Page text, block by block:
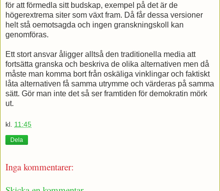
för att förmedla sitt budskap, exempel på det är de
högerextrema siter som växt fram. Då får dessa versioner
helt stå oemotsagda och ingen granskningskoll kan
genomföras.
Ett stort ansvar åligger alltså den traditionella media att
fortsätta granska och beskriva de olika alternativen men då
måste man komma bort från oskäliga vinklingar och faktiskt
låta alternativen få samma utrymme och värderas på samma
sätt. Gör man inte det så ser framtiden för demokratin mörk
ut.
kl. 11:45
Dela
Inga kommentarer: